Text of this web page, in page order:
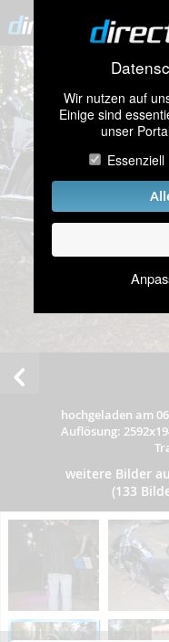
Wir nutzen auf
Einige sind
unser
Essenziell
hochgeladen am
Auflösung:
weitere Bilder
(133